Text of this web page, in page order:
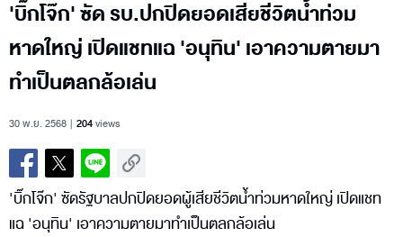
'บิ๊กโจ๊ก' ซัด รบ.ปกปิดยอดเสียชีวิตน้ำท่วม
หาดใหญ่ เปิดแชทแฉ 'อนุทิน' เอาความตายมา
ทำเป็นตลกล้อเล่น
30 พ.ย. 2568 204views
'บิ๊กโจ๊ก' ซัดรัฐบาลปกปิดยอดผู้เสียชีวิตน้ำท่วมหาดใหญ่ เปิดแชท
แฉ 'อนุทิน' เอาความตายมาทำเป็นตลกล้อเล่น